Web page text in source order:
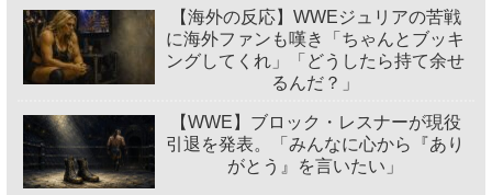
【海外の反応】WWEジュリアの苦戦
に海外ファンも嘆き「ちゃんとブッキ
ングしてくれ」「どうしたら持て余せ
るんだ？」
【WWE】ブロック・レスナーが現役
引退を発表。「みんなに心から『あり
がとう』を言いたい」